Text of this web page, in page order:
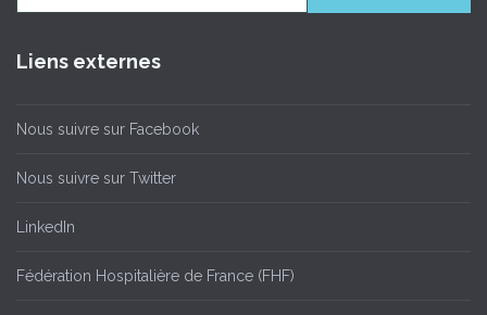
Liens externes
Nous suivre sur Facebook
Nous suivre sur Twitter
LinkedIn
Fédération Hospitalière de France (FHF)